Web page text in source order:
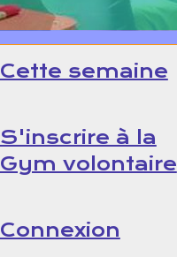
Cette semaine
S'inscrire à la
Gym volontaire
Connexion